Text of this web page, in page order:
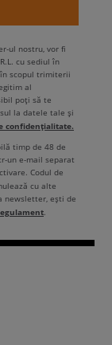
ul nostru, vor fi
cu sediul în
în scopul trimiterii
al
poți să te
la datele tale și
confidențialitate.
timp de 48 de
un e-mail separat
Codul de
cu alte
newsletter, ești de
.